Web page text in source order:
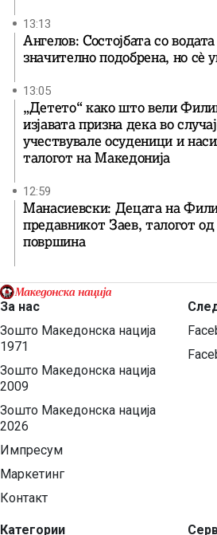
13:13
Ангелов: Состојбата со
значително подобрена, но сè
13:05
„Детето“ како што вели
изјавата призна дека во
учествувале осуденици и
талогот на Македонија
12:59
Манасиевски: Децата на
предавникот Заев, талогот
површина
За нас
Зошто Македонска нација
1971
Зошто Македонска нација
2009
Зошто Македонска нација
2026
Импресум
Маркетинг
Контакт
Категории